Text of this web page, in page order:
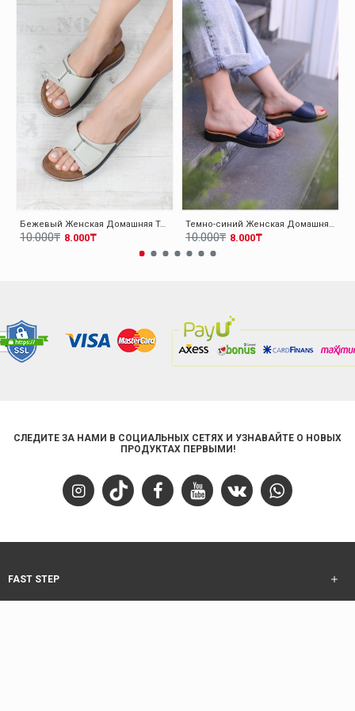
Бежевый Женская Домашняя Тапочки-Шлепанцы 001ZAELISPOLY
8.000₸
10.000₸
Темно-синий Женская Домашняя Тапочки-Шлепанцы 001ZAELISPOLY
8.000₸
10.000₸
СЛЕДИТЕ ЗА НАМИ В СОЦИАЛЬНЫХ СЕТЯХ И УЗНАВАЙТЕ О НОВЫХ
ПРОДУКТАХ ПЕРВЫМИ!
FAST STEP